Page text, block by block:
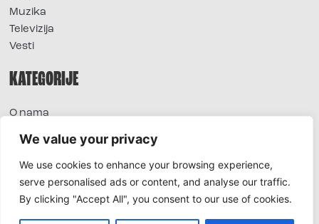
We value your privacy
We use cookies to enhance your browsing experience,
serve personalised ads or content, and analyse our traffic.
By clicking "Accept All", you consent to our use of cookies.
Muzika
Televizija
Vesti
KATEGORIJE
O nama
Extra
Foto
Moda
TV